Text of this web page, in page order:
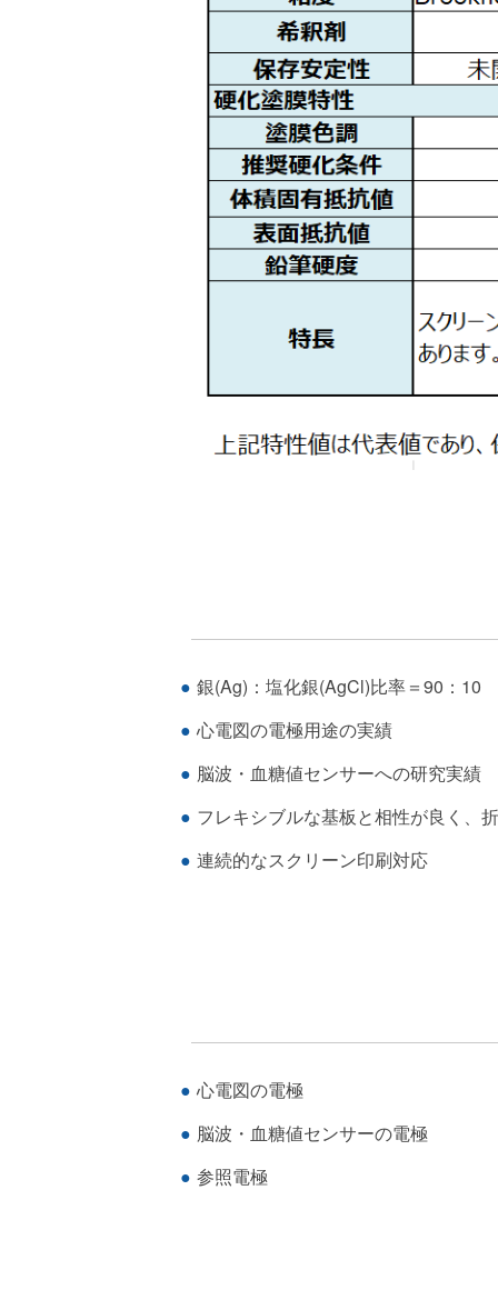
銀(Ag)：塩化銀(AgCl)比率＝90：10
心電図の電極用途の実績
脳波・血糖値センサーへの研究実績
フレキシブルな基板と相性が良く、
連続的なスクリーン印刷対応
心電図の電極
脳波・血糖値センサーの電極
参照電極